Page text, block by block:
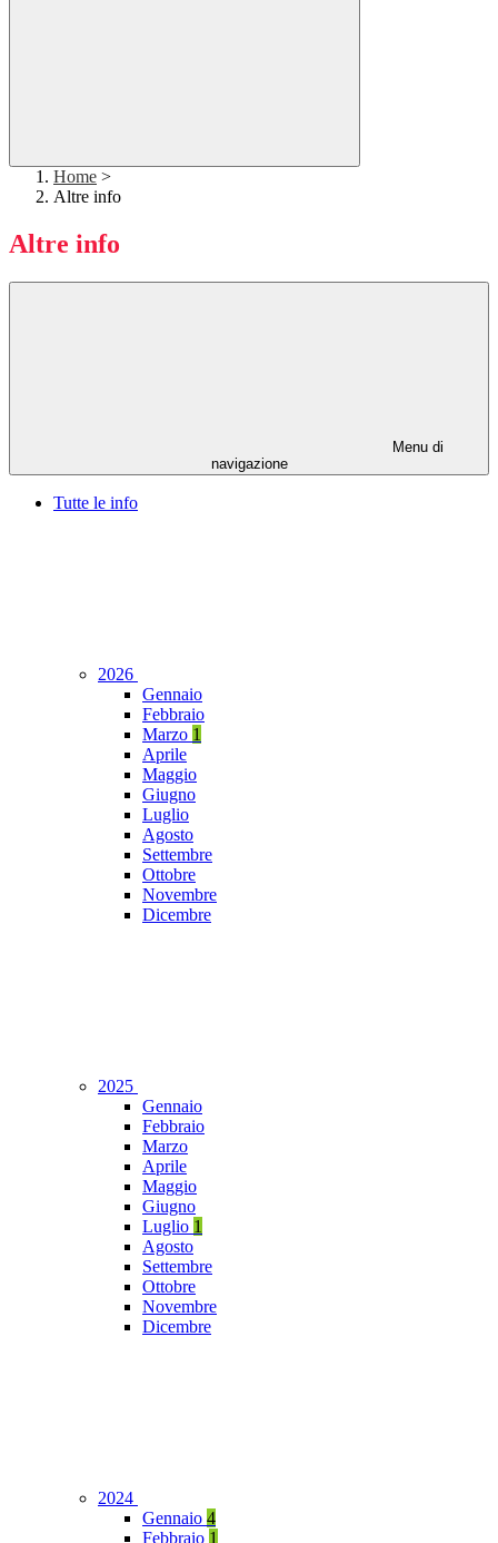
Home >
Altre info
Altre info
Menu di
navigazione
Tutte le info
2026
Gennaio
Febbraio
Marzo 1
Aprile
Maggio
Giugno
Luglio
Agosto
Settembre
Ottobre
Novembre
Dicembre
2025
Gennaio
Febbraio
Marzo
Aprile
Maggio
Giugno
Luglio 1
Agosto
Settembre
Ottobre
Novembre
Dicembre
2024
Gennaio 4
Febbraio 1